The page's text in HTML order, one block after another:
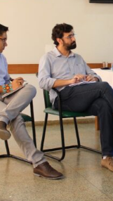
dos
conselhos
nacionais,
Governo
revoga
Decreto
de
participação
social